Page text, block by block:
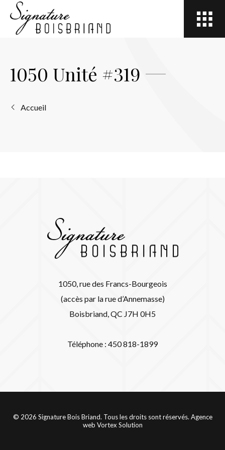
Open
navigation
Accueil
1050 Unité #319
1050, rue des Francs-Bourgeois
(accès par la rue d’Annemasse)
Boisbriand, QC J7H 0H5
Téléphone : 450 818-1899
© 2026 Signature Bois Briand. Tous les droits sont réservés. Agence
web Vortex Solution